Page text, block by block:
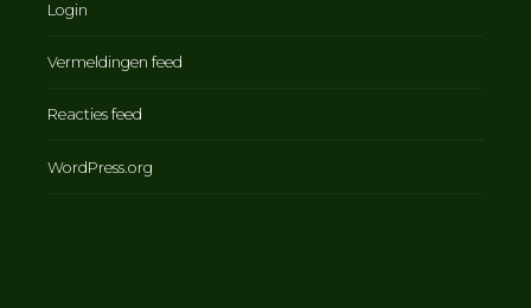
Login
Vermeldingen feed
Reacties feed
WordPress.org